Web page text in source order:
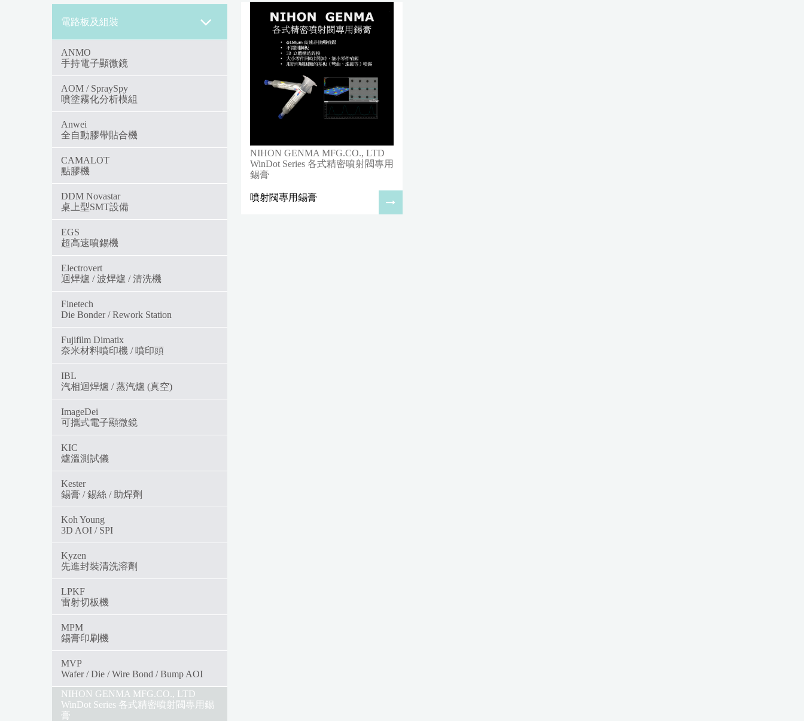
電路板及組裝
ANMO
手持電子顯微鏡
AOM / SpraySpy
噴塗霧化分析模組
Anwei
全自動膠帶貼合機
CAMALOT
點膠機
DDM Novastar
桌上型SMT設備
EGS
超高速噴錫機
Electrovert
迴焊爐 / 波焊爐 / 清洗機
Finetech
Die Bonder / Rework Station
Fujifilm Dimatix
奈米材料噴印機 / 噴印頭
IBL
汽相迴焊爐 / 蒸汽爐 (真空)
ImageDei
可攜式電子顯微鏡
KIC
爐溫測試儀
Kester
錫膏 / 錫絲 / 助焊劑
Koh Young
3D AOI / SPI
Kyzen
先進封裝清洗溶劑
LPKF
雷射切板機
MPM
錫膏印刷機
MVP
Wafer / Die / Wire Bond / Bump AOI
NIHON GENMA MFG.CO., LTD
WinDot Series 各式精密噴射閥專用錫
膏
NIHON GENMA MFG.CO., LTD
WinDot Series 各式精密噴射閥專用
錫膏
噴射閥專用錫膏